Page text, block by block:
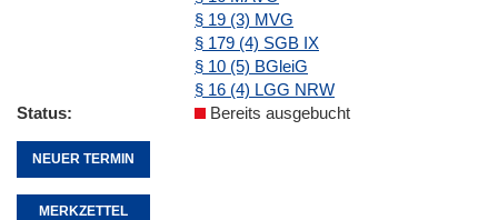
§ 19 (3) MVG
§ 179 (4) SGB IX
§ 10 (5) BGleiG
§ 16 (4) LGG NRW
Status
Bereits ausgebucht
NEUER TERMIN
MERKZETTEL